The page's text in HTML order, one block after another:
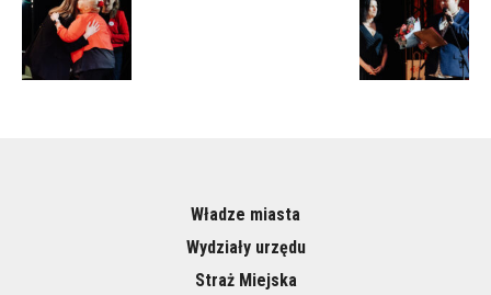
Władze miasta
Wydziały urzędu
Straż Miejska